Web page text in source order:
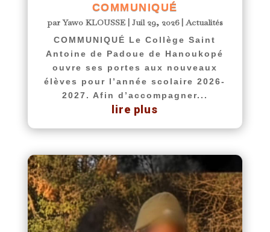
COMMUNIQUÉ
parYawo KLOUSSE| Juil 29, 2026|Actualités
COMMUNIQUÉ Le Collège Saint
Antoine de Padoue de Hanoukopé
ouvre ses portes aux nouveaux
élèves pour l’année scolaire 2026-
2027. Afin d’accompagner...
lire plus